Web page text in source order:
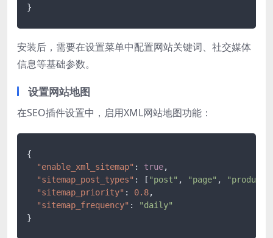
}
安装后，需要在设置菜单中配置网站关键词、社交媒体
信息等基础参数。
设置网站地图
在SEO插件设置中，启用XML网站地图功能：
{
"enable_xml_sitemap" : true,
"sitemap_post_types" : [ "post" , "page" , "product"
"sitemap_priority" : 0.8,
"sitemap_frequency" :
"daily"
}